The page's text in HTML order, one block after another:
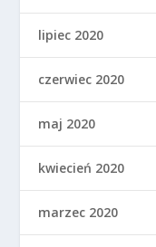
lipiec 2020
czerwiec 2020
maj 2020
kwiecień 2020
marzec 2020